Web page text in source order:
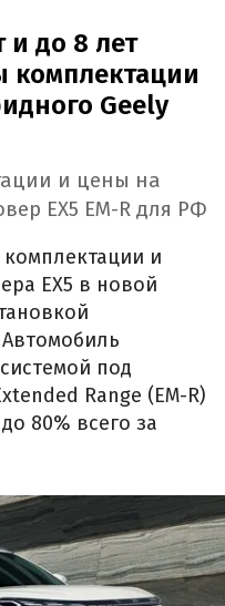
и до 8 лет
комплектации
Geely
и цены на
EX5 EM-R для РФ
и
EX5 в новой
под
Range (EM-R)
80% всего за